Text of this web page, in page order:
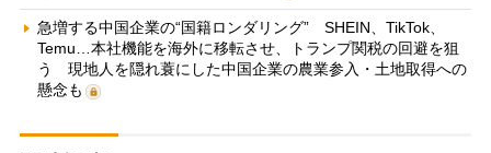
急増する中国企業の“国籍ロンダリング” SHEIN、TikTok、
Temu…本社機能を海外に移転させ、トランプ関税の回避を狙
う 現地人を隠れ蓑にした中国企業の農業参入・土地取得への
懸念も